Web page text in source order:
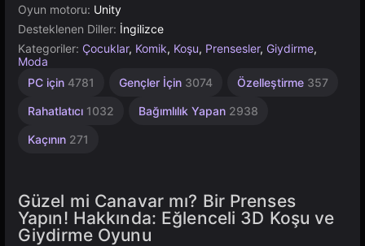
Oyun motoru: Unity
Desteklenen Diller: İngilizce
Kategoriler: Çocuklar, Komik, Koşu, Prensesler, Giydirme,
Moda
PC için 4781 Gençler İçin 3074 Özelleştirme 357
Rahatlatıcı 1032 Bağımlılık Yapan 2938
Kaçının 271
Karakterler
Tek
89
Çeviklik
Masaüstü
1
4146
Bebek
Yüksek
3569
Garip
Basit
Çocuklar
1480
Tarayıcı
Unity
3174
Güzel mi Canavar mı? Bir Prenses
Yapın! Hakkında: Eğlenceli 3D Koşu ve
Giydirme Oyunu